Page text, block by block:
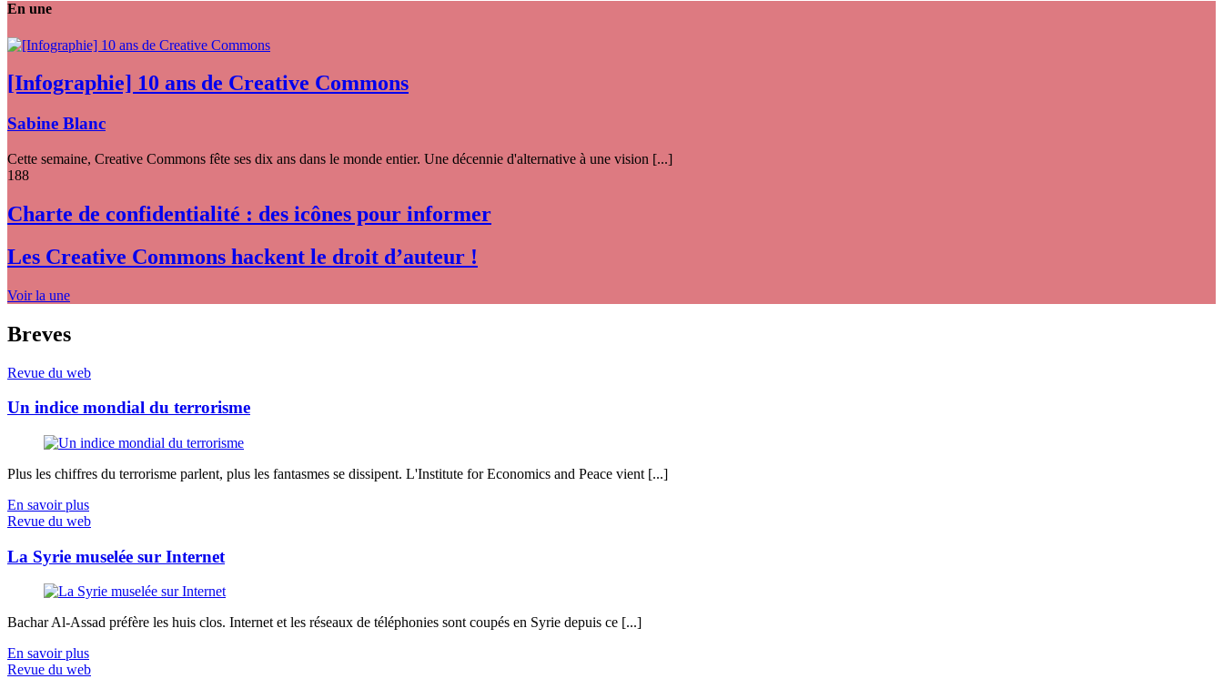
En une
[Infographie] 10 ans de Creative Commons
Sabine Blanc
Cette semaine, Creative Commons fête ses dix ans dans le monde entier. Une décennie d'alternative à une vision [...]
188
Charte de confidentialité : des icônes pour informer
Les Creative Commons hackent le droit d’auteur !
Voir la une
Breves
Revue du web
Un indice mondial du terrorisme
Plus les chiffres du terrorisme parlent, plus les fantasmes se dissipent. L'Institute for Economics and Peace vient [...]
En savoir plus
Revue du web
La Syrie muselée sur Internet
Bachar Al-Assad préfère les huis clos. Internet et les réseaux de téléphonies sont coupés en Syrie depuis ce [...]
En savoir plus
Revue du web